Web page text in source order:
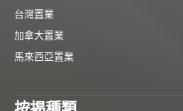
台灣置業
加拿大置業
馬來西亞置業